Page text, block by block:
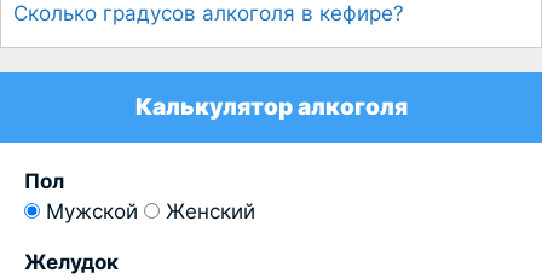
Сколько градусов алкоголя в кефире?
Калькулятор алкоголя
Пол
Мужской
Женский
Желудок